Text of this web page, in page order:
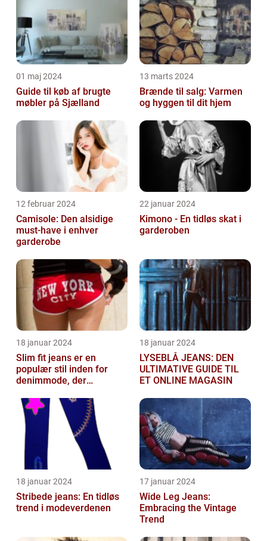
01 maj 2024
Guide til køb af brugte
møbler på Sjælland
13 marts 2024
Brænde til salg: Varmen
og hyggen til dit hjem
12 februar 2024
Camisole: Den alsidige
must-have i enhver
garderobe
22 januar 2024
Kimono - En tidløs skat i
garderoben
18 januar 2024
Slim fit jeans er en
populær stil inden for
denimmode, der
kvinder
18 januar 2024
LYSEBLÅ JEANS: DEN
ULTIMATIVE GUIDE TIL
ET ONLINE MAGASIN
18 januar 2024
Stribede jeans: En tidløs
trend i modeverdenen
17 januar 2024
Wide Leg Jeans:
Embracing the Vintage
Trend